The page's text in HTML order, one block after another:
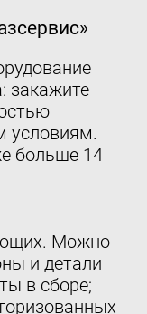
закажите
условиям.
больше 14
Можно
и детали
в сборе;